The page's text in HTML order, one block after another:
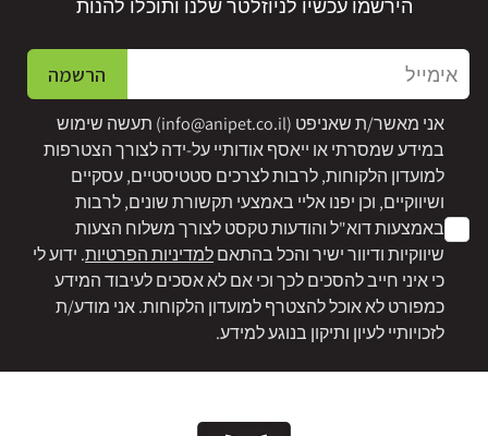
אימייל הרשמה
אני מאשר/ת שאניפט (info@anipet.co.il) תעשה שימוש
במידע שמסרתי או ייאסף אודותיי על-ידה לצורך הצטרפות
למועדון הלקוחות, לרבות לצרכים סטטיסטיים, עסקיים
ושיווקיים, וכן יפנו אליי באמצעי תקשורת שונים, לרבות
באמצעות דוא"ל והודעות טקסט לצורך משלוח הצעות
שיווקיות ודיוור ישיר והכל בהתאםלמדיניות הפרטיות. ידוע לי
כי איני חייב להסכים לכך וכי אם לא אסכים לעיבוד המידע
כמפורט לא אוכל להצטרף למועדון הלקוחות. אני מודע/ת
לזכויותיי לעיון ותיקון בנוגע למידע.